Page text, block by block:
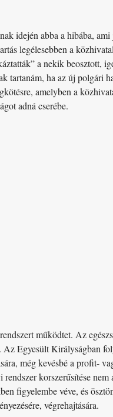
idején abba a hibába,
legélesebben a
a nekik beosztott,
tartanám, ha az új polgári
amelyben a
adná cserébe.
működtet. Az
Egyesült Királyságban
még kevésbé a profit-
korszerűsítése
figyelembe véve, és
végrehajtására.